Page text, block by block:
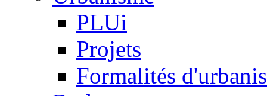
PLUi
Projets
Formalités